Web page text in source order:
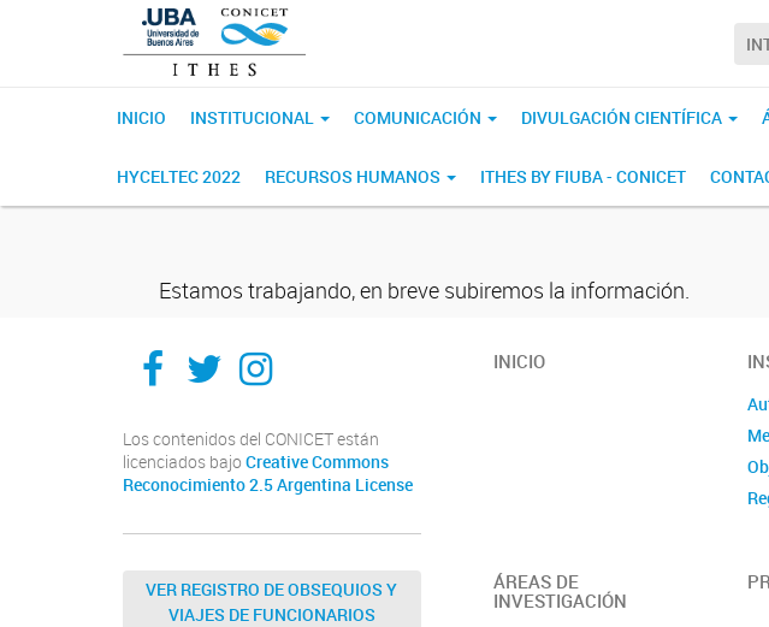
INICIO INSTITUCIONAL COMUNICACIÓN DIVULGACIÓN CIENTÍFICA
HYCELTEC 2022 RECURSOS HUMANOS ITHES BY FIUBA - CONICET
Estamos trabajando, en breve subiremos la información.
IthesIthesIthes
Los contenidos del CONICET están
licenciados bajo Creative Commons
Reconocimiento 2.5 Argentina License
VER REGISTRO DE OBSEQUIOS Y
VIAJES DE FUNCIONARIOS
INICIO
ÁREAS DE
INVESTIGACIÓN